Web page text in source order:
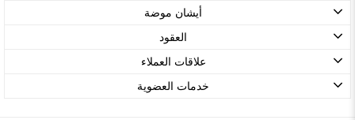
أيشان موضة
العقود
علاقات العملاء
خدمات العضوية